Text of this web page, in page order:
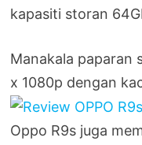
kapasiti storan
Manakala paparan
x 1080p dengan
Oppo R9s juga